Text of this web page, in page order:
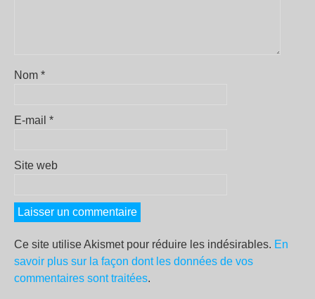
Nom *
E-mail *
Site web
Ce site utilise Akismet pour réduire les indésirables. En
savoir plus sur la façon dont les données de vos
commentaires sont traitées.